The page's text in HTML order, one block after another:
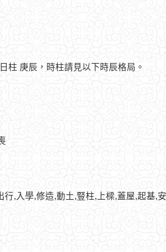
柱 庚辰，時柱請見以下時辰格局。
行,入學,修造,動土,豎柱,上樑,蓋屋,起基,